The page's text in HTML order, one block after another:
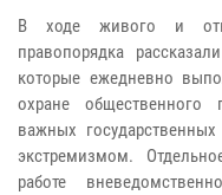
В ходе живого и
правопорядка
которые ежедневно
охране общественного
важных
экстремизмом.
работе